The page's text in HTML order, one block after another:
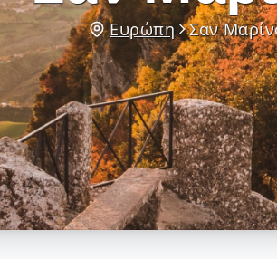
Ευρώπη Σαν